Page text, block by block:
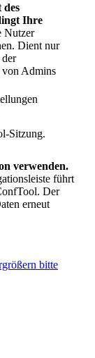
des
Ihre
Nutzer
Dient nur
Admins
Sitzung.
verwenden.
führt
Der
erneut